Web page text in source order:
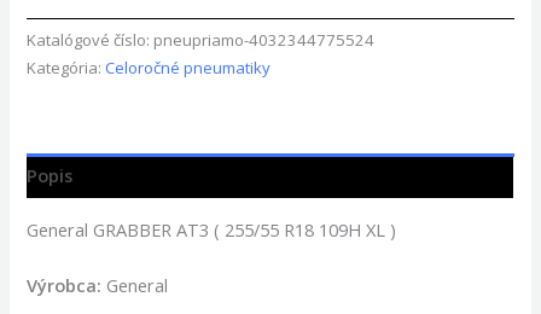
Katalógové číslo: pneupriamo-4032344775524
Kategória: Celoročné pneumatiky
Popis
General GRABBER AT3 ( 255/55 R18 109H XL )
Výrobca: General